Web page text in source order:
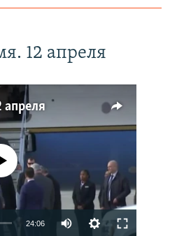
12 апреля
апреля
available
24:06